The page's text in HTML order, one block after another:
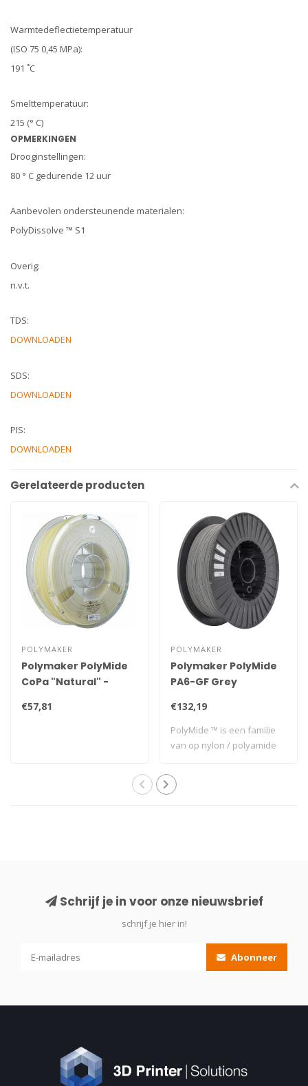
Warmtedeflectietemperatuur
(ISO 75 0,45 MPa):
191 ˚C
Smelttemperatuur:
215 (° C)
OPMERKINGEN
Drooginstellingen:
80 ° C gedurende 12 uur
Aanbevolen ondersteunende materialen:
PolyDissolve ™ S1
Overig:
n.v.t.
TDS:
DOWNLOADEN
SDS:
DOWNLOADEN
PIS:
DOWNLOADEN
Gerelateerde producten
POLYMAKER
Polymaker PolyMide
CoPa "Natural" -
€57,81
POLYMAKER
Polymaker PolyMide
PA6-GF Grey
€132,19
PolyMide ™ is een familie
van op nylon / polyamide
Schrijf je in voor onze nieuwsbrief
schrijf je hier in!
Abonneer